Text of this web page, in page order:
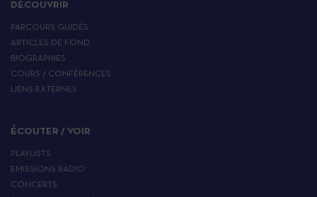
DÉCOUVRIR
PARCOURS GUIDÉS
ARTICLES DE FOND
BIOGRAPHIES
COURS / CONFÉRENCES
LIENS EXTERNES
ÉCOUTER / VOIR
PLAYLISTS
EMISSIONS RADIO
CONCERTS